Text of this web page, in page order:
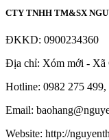
CTY TNHH TM&SX
ĐKKD: 0900234360
Địa chỉ: Xóm mới - Xã
Hotline: 0982 275 499,
Email:
Website: http://